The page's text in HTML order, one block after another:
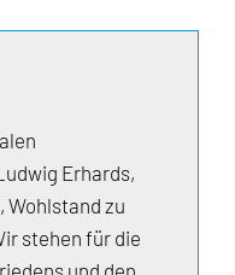
Erhards,
Wohlstand zu
stehen für die